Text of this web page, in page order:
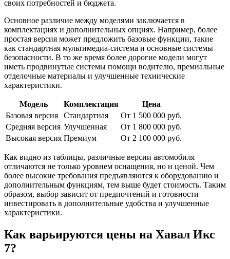
своих потребностей и бюджета.
Основное различие между моделями заключается в
комплектациях и дополнительных опциях. Например, более
простая версия может предложить базовые функции, такие
как стандартная мультимедиа-система и основные системы
безопасности. В то же время более дорогие модели могут
иметь продвинутые системы помощи водителю, премиальные
отделочные материалы и улучшенные технические
характеристики.
Модель Комплектация
Цена
Базовая версия
Стандартная
От 1 500 000 руб.
Средняя версия Улучшенная
От 1 800 000 руб.
Высокая версия Премиум От 2 100 000 руб.
Как видно из таблицы, различные версии автомобиля
отличаются не только уровнем оснащения, но и ценой. Чем
более высокие требования предъявляются к оборудованию и
дополнительным функциям, тем выше будет стоимость. Таким
образом, выбор зависит от предпочтений и готовности
инвестировать в дополнительные удобства и улучшенные
характеристики.
Как варьируются цены на Хавал Икс
7?